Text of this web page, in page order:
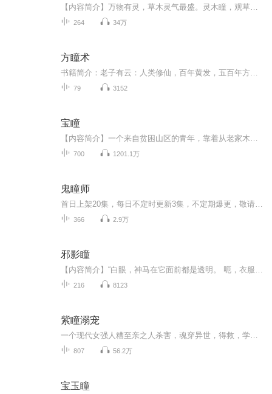
264 34万
方瞳术
79 3152
宝瞳
700 1201.1万
鬼瞳师
366 2.9万
邪影瞳
216 8123
紫瞳溺宠
807 56.2万
宝玉瞳